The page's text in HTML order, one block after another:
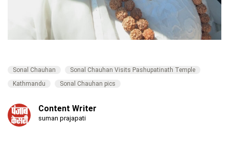
Sonal Chauhan
Sonal Chauhan Visits Pashupatinath Temple
Kathmandu
Sonal Chauhan pics
Content Writer
suman prajapati